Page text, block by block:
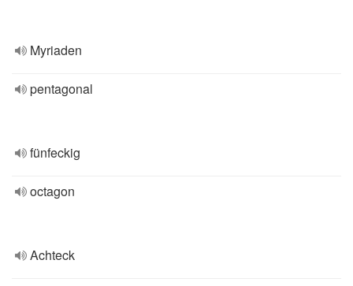
Myriaden
pentagonal
fünfeckig
octagon
Achteck